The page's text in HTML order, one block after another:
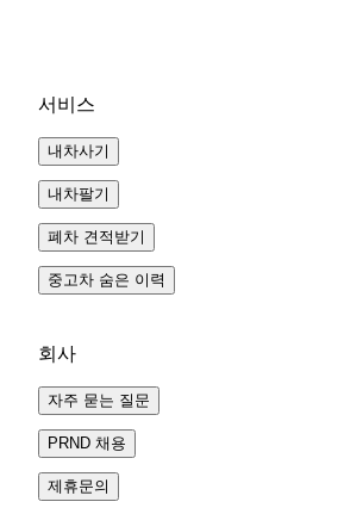
서비스
내차사기
내차팔기
폐차 견적받기
중고차 숨은 이력
회사
자주 묻는 질문
PRND 채용
제휴문의